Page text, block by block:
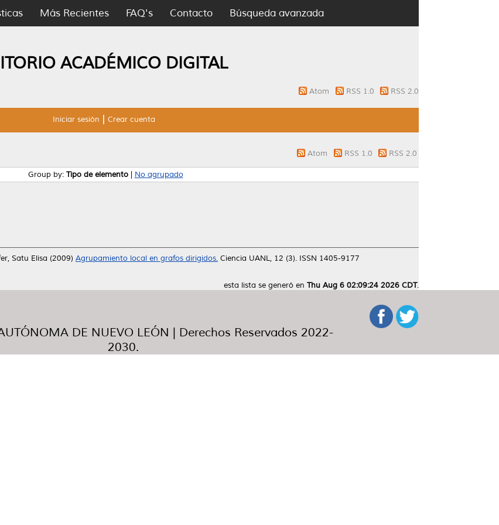
Más Recientes FAQ's Contacto Búsqueda avanzada
ACADÉMICO DIGITAL
Atom RSS 1.0 RSS 2.0
Iniciar sesión Crear cuenta
Atom RSS 1.0 RSS 2.0
Group by: Tipo de elemento| No agrupado
Satu Elisa (2009) Agrupamiento local en grafos dirigidos. Ciencia UANL, 12 (3). ISSN 1405-9177
esta lista se generó en Thu Aug 6 02:09:24 2026 CDT.
DE NUEVO LEÓN | Derechos Reservados 2022-
2030.